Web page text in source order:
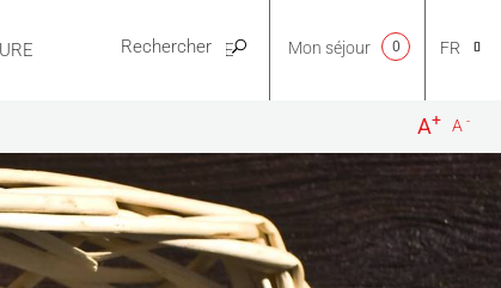
PRATIQUE
NL
FR
Mon séjour 0
-
A
+
A